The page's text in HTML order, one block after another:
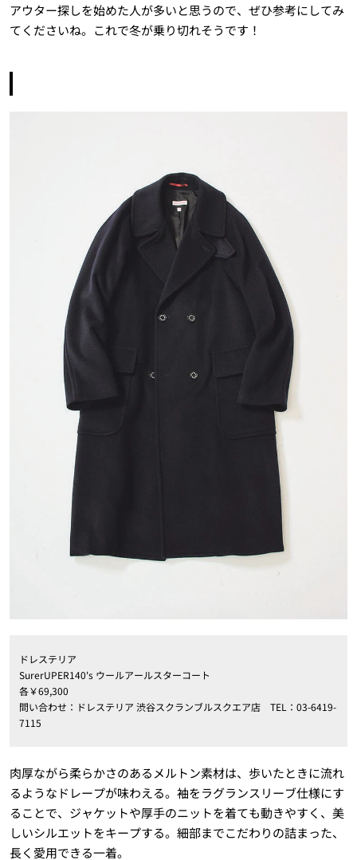
アウター探しを始めた人が多いと思うので、ぜひ参考にしてみ
てくださいね。これで冬が乗り切れそうです！
ドレステリア
SurerUPER140's ウールアールスターコート
各￥69,300
問い合わせ：ドレステリア 渋谷スクランブルスクエア店 TEL：03-6419-
7115
肉厚ながら柔らかさのあるメルトン素材は、歩いたときに流れ
るようなドレープが味わえる。袖をラグランスリーブ仕様にす
ることで、ジャケットや厚手のニットを着ても動きやすく、美
しいシルエットをキープする。細部までこだわりの詰まった、
長く愛用できる一着。